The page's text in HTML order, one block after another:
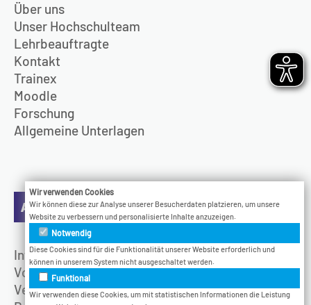
Über uns
Unser Hochschulteam
Lehrbeauftragte
Kontakt
Trainex
Moodle
Forschung
Allgemeine Unterlagen
Aktuelles
Infotage
Vodcast
Veranstaltungen
Wir verwenden Cookies
Wir können diese zur Analyse unserer Besucherdaten platzieren, um unsere
Website zu verbessern und personalisierte Inhalte anzuzeigen.
Notwendig
Diese Cookies sind für die Funktionalität unserer Website erforderlich und
können in unserem System nicht ausgeschaltet werden.
Funktional
Wir verwenden diese Cookies, um mit statistischen Informationen die Leistung